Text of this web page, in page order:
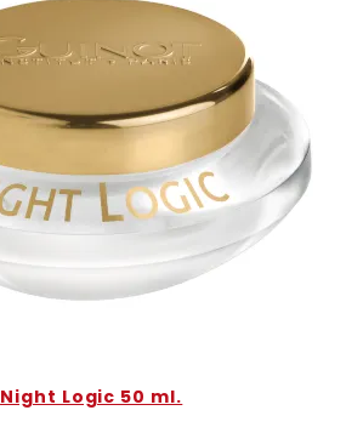
Night Logic 50 ml.